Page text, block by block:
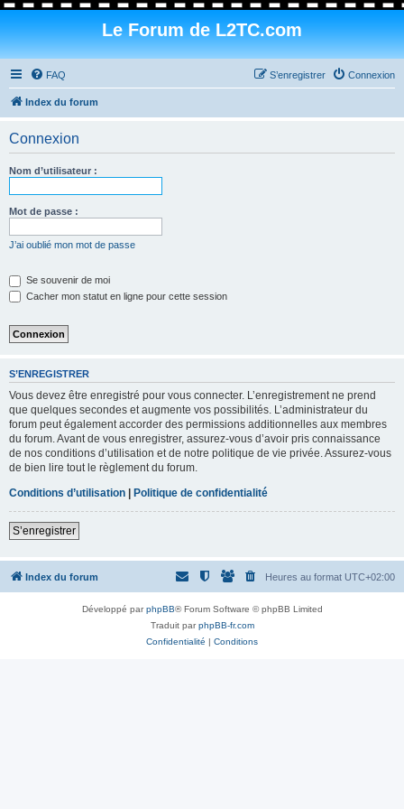
Le Forum de L2TC.com
FAQ Connexion
S’enregistrer
Index du forum
Connexion
Nom d’utilisateur :
Mot de passe :
J’ai oublié mon mot de passe
Se souvenir de moi
Cacher mon statut en ligne pour cette session
S’ENREGISTRER
Vous devez être enregistré pour vous connecter. L’enregistrement ne prend
que quelques secondes et augmente vos possibilités. L’administrateur du
forum peut également accorder des permissions additionnelles aux membres
du forum. Avant de vous enregistrer, assurez-vous d’avoir pris connaissance
de nos conditions d’utilisation et de notre politique de vie privée. Assurez-vous
de bien lire tout le règlement du forum.
Conditions d’utilisation | Politique de confidentialité
S’enregistrer
Index du forum Heures au format UTC+02:00
Développé parphpBB® Forum Software © phpBB Limited
Traduit parphpBB-fr.com
Confidentialité | Conditions